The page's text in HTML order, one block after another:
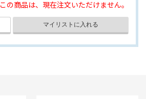
この商品は、現在注文いただけません。